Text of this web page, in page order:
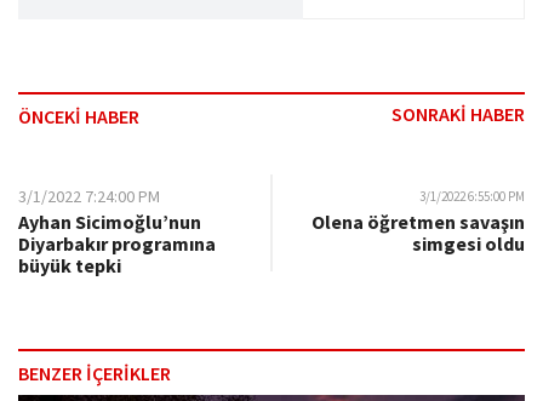
ÖNCEKİ HABER SONRAKİ HABER
3/1/2022 7:24:00 PM
Ayhan Sicimoğlu’nun
Diyarbakır programına
büyük tepki
3/1/2022 6:55:00 PM
Olena öğretmen savaşın
simgesi oldu
BENZER İÇERİKLER